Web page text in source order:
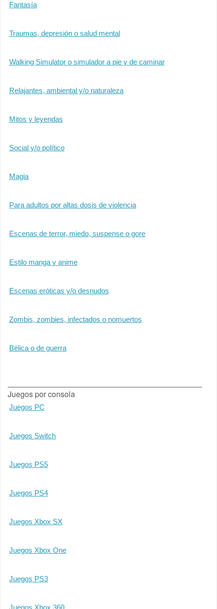
Fantasía
Traumas, depresión o salud mental
Walking Simulator o simulador a pie y de caminar
Relajantes, ambiental y/o naturaleza
Mitos y leyendas
Social y/o político
Magia
Para adultos por altas dosis de violencia
Escenas de terror, miedo, suspense o gore
Estilo manga y anime
Escenas eróticas y/o desnudos
Zombis, zombies, infectados o nomuertos
Bélica o de guerra
Juegos por consola
Juegos PC
Juegos Switch
Juegos PS5
Juegos PS4
Juegos Xbox SX
Juegos Xbox One
Juegos PS3
Juegos Xbox 360